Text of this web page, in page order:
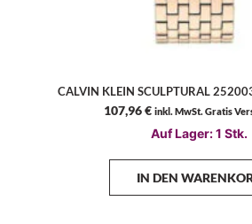
CALVIN KLEIN SCULPTURAL
107,96€ inkl. MwSt. Gratis
Auf Lager: 1 Stk.
IN DEN